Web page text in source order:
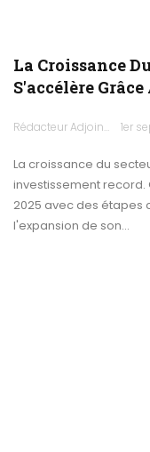
La Croissance
S'accélère
Rédacteur Adjoint 1er
La croissance du
investissement record.
2025 avec des étapes
l'expansion de son…